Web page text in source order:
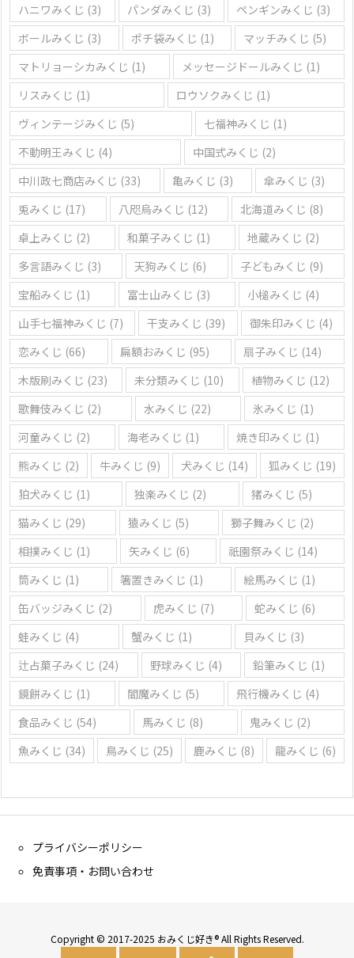
ハニワみくじ (3) パンダみくじ (3) ペンギンみくじ (3)
ボールみくじ (3) ポチ袋みくじ (1) マッチみくじ (5)
マトリョーシカみくじ (1) メッセージドールみくじ (1)
リスみくじ (1) ロウソクみくじ (1)
ヴィンテージみくじ (5) 七福神みくじ (1)
不動明王みくじ (4) 中国式みくじ (2)
中川政七商店みくじ (33) 亀みくじ (3) 傘みくじ (3)
兎みくじ (17) 八咫烏みくじ (12) 北海道みくじ (8)
卓上みくじ (2) 和菓子みくじ (1) 地蔵みくじ (2)
多言語みくじ (3) 天狗みくじ (6) 子どもみくじ (9)
宝船みくじ (1) 富士山みくじ (3) 小槌みくじ (4)
山手七福神みくじ (7) 干支みくじ (39) 御朱印みくじ (4)
恋みくじ (66) 扁額おみくじ (95) 扇子みくじ (14)
木版刷みくじ (23) 未分類みくじ (10) 植物みくじ (12)
歌舞伎みくじ (2) 水みくじ (22) 氷みくじ (1)
河童みくじ (2) 海老みくじ (1) 焼き印みくじ (1)
熊みくじ (2) 牛みくじ (9) 犬みくじ (14) 狐みくじ (19)
狛犬みくじ (1) 独楽みくじ (2) 猪みくじ (5)
猫みくじ (29) 猿みくじ (5) 獅子舞みくじ (2)
相撲みくじ (1) 矢みくじ (6) 祇園祭みくじ (14)
筒みくじ (1) 箸置きみくじ (1) 絵馬みくじ (1)
缶バッジみくじ (2) 虎みくじ (7) 蛇みくじ (6)
蛙みくじ (4) 蟹みくじ (1) 貝みくじ (3)
辻占菓子みくじ (24) 野球みくじ (4) 鉛筆みくじ (1)
鏡餅みくじ (1) 閻魔みくじ (5) 飛行機みくじ (4)
食品みくじ (54) 馬みくじ (8) 鬼みくじ (2)
魚みくじ (34) 鳥みくじ (25) 鹿みくじ (8) 龍みくじ (6)
プライバシーポリシー
免責事項・お問い合わせ
Copyright © 2017-2025 おみくじ好き® All Rights Reserved.